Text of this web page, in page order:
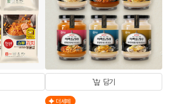
담기
더세페